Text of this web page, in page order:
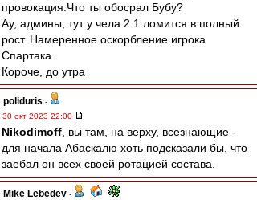
провокация.Что ты обосрал Бубу?
Ау, админы, тут у чела 2.1 ломится в полный
рост. Намеренное оскорбление игрока
Спартака.
Короче, до утра
poliduris -
30 окт 2023 22:00
Nikodimoff , вы там, на верху, всезнающие -
для начала Абаскалю хоть подсказали бы, что
заебал он всех своей ротацией состава.
Mike Lebedev -